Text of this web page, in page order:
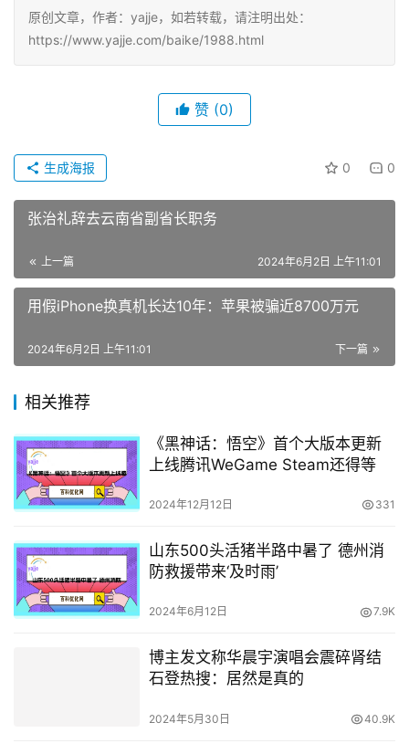
原创文章，作者：yajje，如若转载，请注明出处：
https://www.yajje.com/baike/1988.html
赞 (0)
0 0
生成海报
张治礼辞去云南省副省长职务
上一篇 2024年6月2日 上午11:01
用假iPhone换真机长达10年：苹果被骗近8700万元
下一篇
2024年6月2日 上午11:01
相关推荐
《黑神话：悟空》首个大版本更新
上线腾讯WeGame Steam还得等
2024年12月12日 331
山东500头活猪半路中暑了 德州消
防救援带来‘及时雨’
2024年6月12日 7.9K
博主发文称华晨宇演唱会震碎肾结
石登热搜：居然是真的
2024年5月30日 40.9K